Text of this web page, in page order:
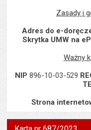
Zasady i
Adres do e-
Skrytka UMW na
Ważny
NIP 896-10-03-529
Strona